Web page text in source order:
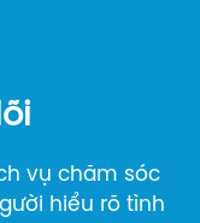
vụ chăm sóc
hiểu rõ tình